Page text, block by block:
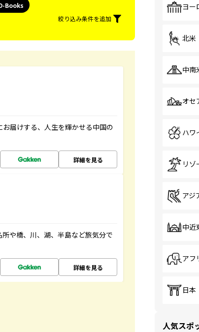
Books
絞り込み条件を追加
届けする、人生を輝かせる中国の
詳細を見る
や橋、川、湖、半島など旅気分で
詳細を見る
ヨー
北米
中南
オセ
ハワ
リゾ
アジ
中近
アフ
日本
人気スポ